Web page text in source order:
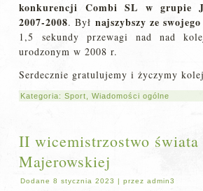
konkurencji Combi SL w grupie
2007-2008. Był najszybszy ze
1,5 sekundy przewagi nad nad
urodzonym w 2008 r.
Serdecznie gratulujemy i życzymy
Kategoria:Sport ,Wiadomości ogólne
II wicemistrzostwo
Majerowskiej
Dodane 8 stycznia 2023 |przez admin3